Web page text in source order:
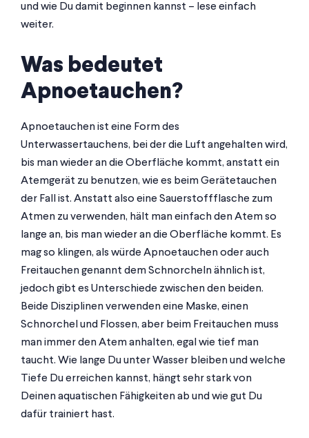
und wie Du damit beginnen kannst – lese einfach
weiter.
Was bedeutet
Apnoetauchen?
Apnoetauchen ist eine Form des
Unterwassertauchens, bei der die Luft angehalten wird,
bis man wieder an die Oberfläche kommt, anstatt ein
Atemgerät zu benutzen, wie es beim Gerätetauchen
der Fall ist. Anstatt also eine Sauerstoffflasche zum
Atmen zu verwenden, hält man einfach den Atem so
lange an, bis man wieder an die Oberfläche kommt. Es
mag so klingen, als würde Apnoetauchen oder auch
Freitauchen genannt dem Schnorcheln ähnlich ist,
jedoch gibt es Unterschiede zwischen den beiden.
Beide Disziplinen verwenden eine Maske, einen
Schnorchel und Flossen, aber beim Freitauchen muss
man immer den Atem anhalten, egal wie tief man
taucht. Wie lange Du unter Wasser bleiben und welche
Tiefe Du erreichen kannst, hängt sehr stark von
Deinen aquatischen Fähigkeiten ab und wie gut Du
dafür trainiert hast.